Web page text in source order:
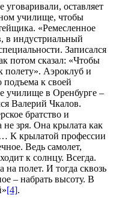
уговаривали, оставляет
училище, чтобы
«Ремесленное
в индустриальный
Записался
потом сказал: «Чтобы
полету». Аэроклуб и
подъема к своей
училище в Оренбурге –
Валерий Чкалов.
братство и
не зря. Она крылата как
К крылатой профессии
Ведь самолет,
к солнцу. Всегда.
полет. И тогда сквозь
– набрать высоту. В
[4].